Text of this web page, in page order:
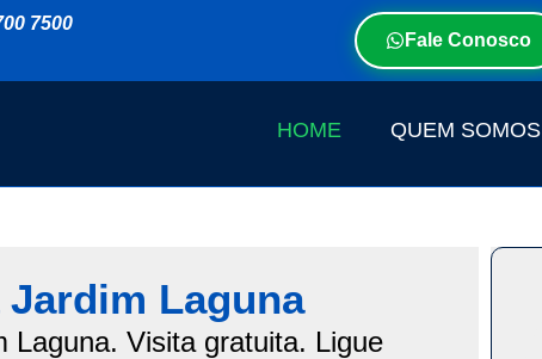
7500
Fale Conosco
HOME QUEM SOMOS
Laguna
Laguna. Visita gratuita. Ligue